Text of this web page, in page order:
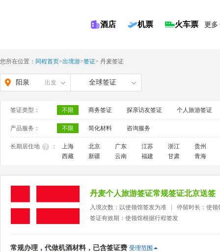
酒店 机票 火车票 更多
您所在位置： 同程首页>出境游>签证> 丹麦签证
阳泉 出发 全球签证
签证类型： 不限 商务签证 探亲访友签证 个人旅游签证
产品服务： 不限 简化材料 咨询服务
长期居住地 ： 上海 北京 广东 江苏 浙江
贵州
西藏
新疆 云南 福建 甘肃 青海
丹麦个人旅游签证常规签证北京送签
入境次数：以使领馆签发为准
停留时长：使领
签证有效期：使领馆根据行程签发
常规办理，代做机酒材料，已含签证费 受理范围